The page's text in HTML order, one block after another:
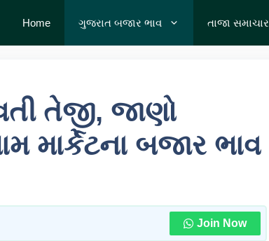
Home ગુજરાત બજાર ભાવ તાજા સમાચાર
તેજી, જાણો
માર્કેટના બજાર ભાવ
Join Now